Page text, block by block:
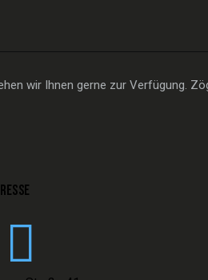
wir Ihnen gerne zur Verfügung.